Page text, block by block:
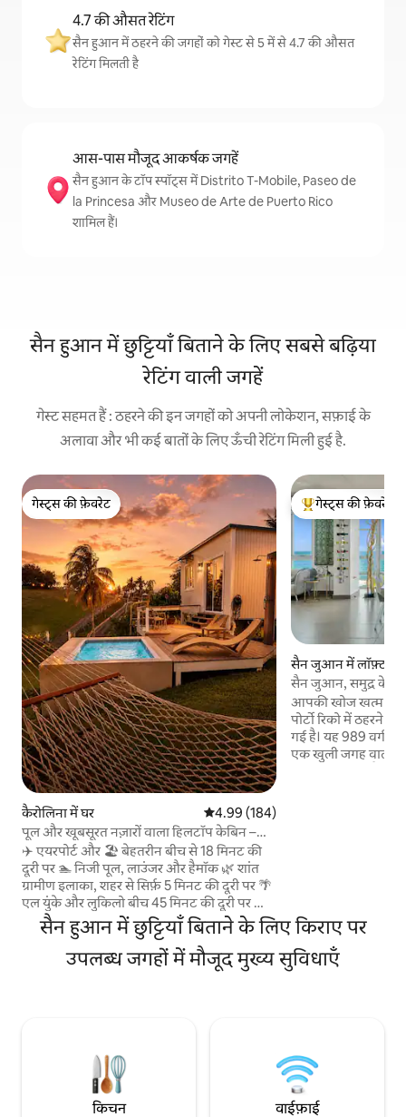
4.7 की औसत रेटिंग
सैन हुआन में ठहरने की जगहों को गेस्ट से 5 में से 4.7 की औसत
रेटिंग मिलती है
आस-पास मौजूद आकर्षक जगहें
सैन हुआन के टॉप स्पॉट्स में Distrito T-Mobile, Paseo de
la Princesa और Museo de Arte de Puerto Rico
शामिल हैं।
सैन हुआन में छुट्टियाँ बिताने के लिए सबसे बढ़िया
रेटिंग वाली जगहें
गेस्ट सहमत हैं : ठहरने की इन जगहों को अपनी लोकेशन, सफ़ाई के
अलावा और भी कई बातों के लिए ऊँची रेटिंग मिली हुई है.
गेस्ट्स की फ़ेवरेट
गेस्ट्स की फ़ेवरेट
कैरोलिना में घर औसत रेटिंग 5 में से 4.99, 184 समीक्षाएँ
4.99 (184)
पूल और खूबसूरत नज़ारों वाला हिलटॉप केबिन –
एयरपोर्ट से 18 मिनट की दूरी पर
✈️ एयरपोर्ट और 🏖️ बेहतरीन बीच से 18 मिनट की
दूरी पर 🏊 निजी पूल, लाउंजर और हैमॉक 🌿 शांत
ग्रामीण इलाका, शहर से सिर्फ़ 5 मिनट की दूरी पर 🌴
एल युंके और लुकिलो बीच 45 मिनट की दूरी पर 🏡
समुद्र और पहाड़ों के नज़ारों वाला हिलटॉप केबिन 🛏
क्वीन बेड + पुल-आउट फ़ुल बेड (4 लोग सो सकते हैं)
🍽 4 लोगों के लिए इनडोर + आउटडोर डाइनिंग, जहाँ
से खूबसूरत नज़ारे दिखते हैं 🚿 आउटडोर शावर (बीच
और बीच के तौलिए
गेस्ट्स का टॉप फ़ेवरेट
गेस्ट्स की फ़ेवरेट
सैन जुआन में लॉफ़्ट
सैन जुआन, समुद्र के
आपकी खोज खत्म हो
पोर्टो रिको में ठहरने
गई है। यह 989
एक खुली जगह वाला
सैन हुआन में छुट्टियाँ बिताने के लिए किराए पर
उपलब्ध जगहों में मौजूद मुख्य सुविधाएँ
किचन वाईफ़ाई